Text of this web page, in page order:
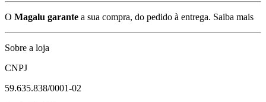
O Magalu garante a sua compra, do pedido à entrega. Saiba mais
Sobre a loja
CNPJ
59.635.838/0001-02